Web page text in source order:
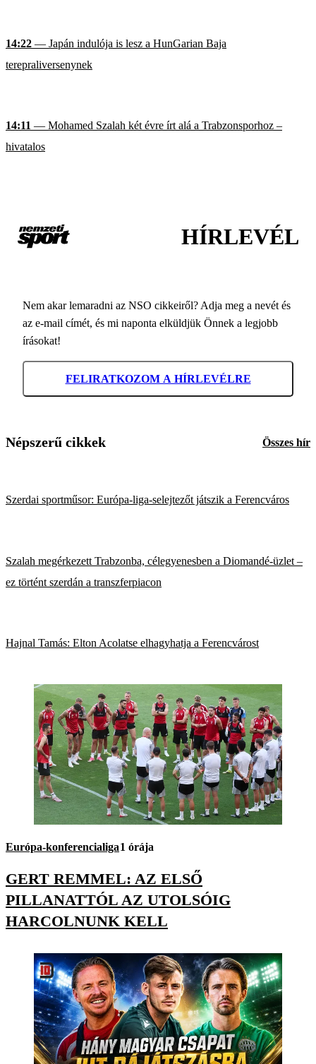
14:22 — Japán indulója is lesz a HunGarian Baja
terepraliversenynek
14:11 — Mohamed Szalah két évre írt alá a Trabzonsporhoz –
hivatalos
HÍRLEVÉL
Nem akar lemaradni az NSO cikkeiről? Adja meg a nevét és
az e-mail címét, és mi naponta elküldjük Önnek a legjobb
írásokat!
FELIRATKOZOM A HÍRLEVÉLRE
Népszerű cikkek Összes hír
Szerdai sportműsor: Európa-liga-selejtezőt játszik a Ferencváros
Szalah megérkezett Trabzonba, célegyenesben a Diomandé-üzlet –
ez történt szerdán a transzferpiacon
Hajnal Tamás: Elton Acolatse elhagyhatja a Ferencvárost
Európa-konferencialiga1 órája
GERT REMMEL: AZ ELSŐ
PILLANATTÓL AZ UTOLSÓIG
HARCOLNUNK KELL